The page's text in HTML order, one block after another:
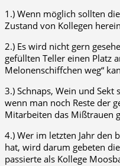
1.) Wenn möglich sollten
Zustand von Kollegen
2.) Es wird nicht gern
gefüllten Teller einen Platz
Melonenschiffchen weg“
3.) Schnaps, Wein und
wenn man noch Reste der
Mitarbeiten das Mißtrauen
4.) Wer im letzten Jahr den
hat, wird darum gebeten
passierte als Kollege